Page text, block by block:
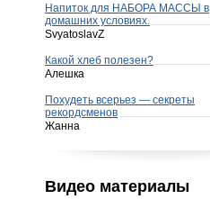
Напиток для НАБОРА МАССЫ в
домашних условиях.
SvyatoslavZ
Какой хлеб полезен?
Алешка
Похудеть всерьез — секреты
рекордсменов
Жанна
Видео материалы